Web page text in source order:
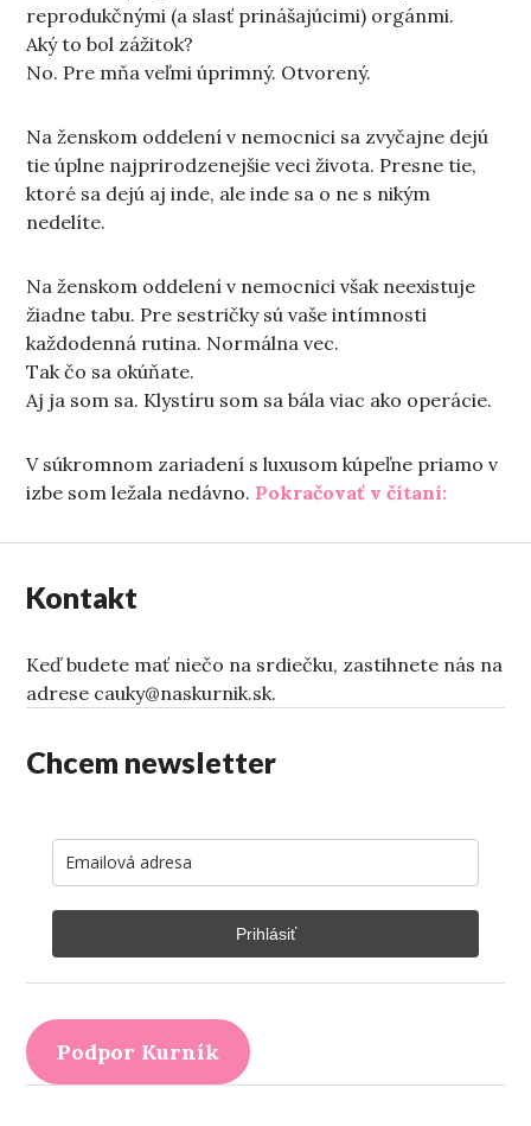
reprodukčnými (a slasť prinášajúcimi) orgánmi.
Aký to bol zážitok?
No. Pre mňa veľmi úprimný. Otvorený.
Na ženskom oddelení v nemocnici sa zvyčajne dejú
tie úplne najprirodzenejšie veci života. Presne tie,
ktoré sa dejú aj inde, ale inde sa o ne s nikým
nedelíte.
Na ženskom oddelení v nemocnici však neexistuje
žiadne tabu. Pre sestričky sú vaše intímnosti
každodenná rutina. Normálna vec.
Tak čo sa okúňate.
Aj ja som sa. Klystíru som sa bála viac ako operácie.
V súkromnom zariadení s luxusom kúpeľne priamo v
izbe som ležala nedávno. Pokračovať v čítaní:„Na
Kontakt
Keď budete mať niečo na srdiečku, zastihnete nás na
adrese cauky@naskurnik.sk.
Chcem newsletter
Prihlásiť
Podpor Kurník